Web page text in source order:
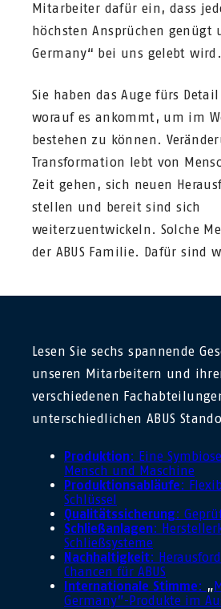
Mitarbeiter dafür ein, dass
höchsten Ansprüchen genügt
Germany“ bei uns gelebt wird.
Sie haben das Auge fürs
worauf es ankommt, um im
bestehen zu können.
Transformation lebt von
Zeit gehen, sich neuen
stellen und bereit sind sich
weiterzuentwickeln. Solche
der ABUS Familie. Dafür sind
Lesen Sie sechs spannende
unseren Mitarbeitern und
verschiedenen
unterschiedlichen ABUS
Produktion: Eine
Mensch und Maschine
Produktionsabläufe:
Schlüssel
Qualitätssicherung:
Schließanlagen:
Schließsysteme
Nachhaltigkeit:
Chancen für ABUS
Internationale Stimme: „
Germany”-Produkte im